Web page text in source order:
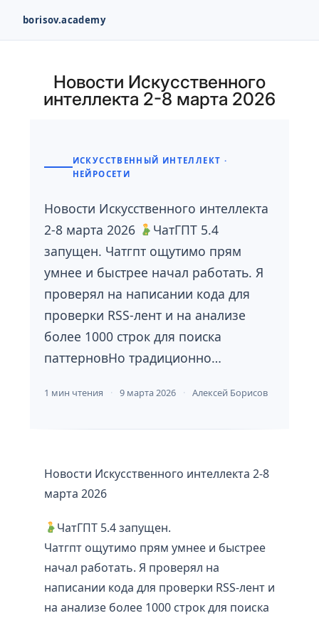
borisov.academy
содержимомуНовости Искусственного
интеллекта 2-8 марта 2026
ИСКУССТВЕННЫЙ ИНТЕЛЛЕКТ ·
НЕЙРОСЕТИ
Новости Искусственного интеллекта
2-8 марта 2026
ЧатГПТ 5.4
запущен. Чатгпт ощутимо прям
умнее и быстрее начал работать. Я
проверял на написании кода для
проверки RSS-лент и на анализе
более 1000 строк для поиска
паттерновНо традиционно…
1 мин чтения 9 марта 2026 Алексей Борисов
Новости Искусственного интеллекта 2-8
марта 2026
ЧатГПТ 5.4 запущен.
Чатгпт ощутимо прям умнее и быстрее
начал работать. Я проверял на
написании кода для проверки RSS-лент и
на анализе более 1000 строк для поиска